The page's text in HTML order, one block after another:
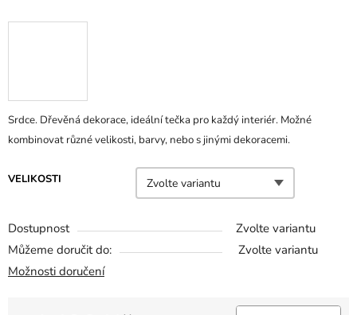
Srdce. Dřevěná dekorace, ideální tečka pro každý interiér. Možné
kombinovat různé velikosti, barvy, nebo s jinými dekoracemi.
VELIKOSTI
Dostupnost
Zvolte variantu
Můžeme doručit do:
Zvolte variantu
Možnosti doručení